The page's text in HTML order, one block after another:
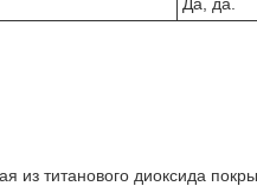
из титанового диоксида